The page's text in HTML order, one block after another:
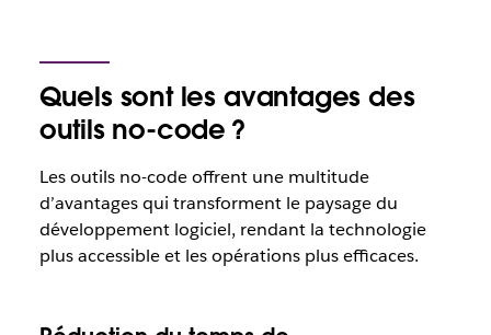
Quels sont les avantages des
outils no-code ?
Les outils no-code offrent une multitude
d’avantages qui transforment le paysage du
développement logiciel, rendant la technologie
plus accessible et les opérations plus efficaces.